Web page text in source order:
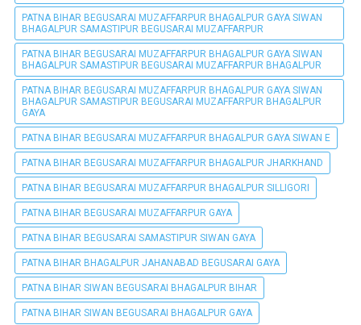
PATNA BIHAR BEGUSARAI MUZAFFARPUR BHAGALPUR GAYA SIWAN
BHAGALPUR SAMASTIPUR BEGUSARAI MUZAFFARPUR
PATNA BIHAR BEGUSARAI MUZAFFARPUR BHAGALPUR GAYA SIWAN
BHAGALPUR SAMASTIPUR BEGUSARAI MUZAFFARPUR BHAGALPUR
PATNA BIHAR BEGUSARAI MUZAFFARPUR BHAGALPUR GAYA SIWAN
BHAGALPUR SAMASTIPUR BEGUSARAI MUZAFFARPUR BHAGALPUR
GAYA
PATNA BIHAR BEGUSARAI MUZAFFARPUR BHAGALPUR GAYA SIWAN E
PATNA BIHAR BEGUSARAI MUZAFFARPUR BHAGALPUR JHARKHAND
PATNA BIHAR BEGUSARAI MUZAFFARPUR BHAGALPUR SILLIGORI
PATNA BIHAR BEGUSARAI MUZAFFARPUR GAYA
PATNA BIHAR BEGUSARAI SAMASTIPUR SIWAN GAYA
PATNA BIHAR BHAGALPUR JAHANABAD BEGUSARAI GAYA
PATNA BIHAR SIWAN BEGUSARAI BHAGALPUR BIHAR
PATNA BIHAR SIWAN BEGUSARAI BHAGALPUR GAYA